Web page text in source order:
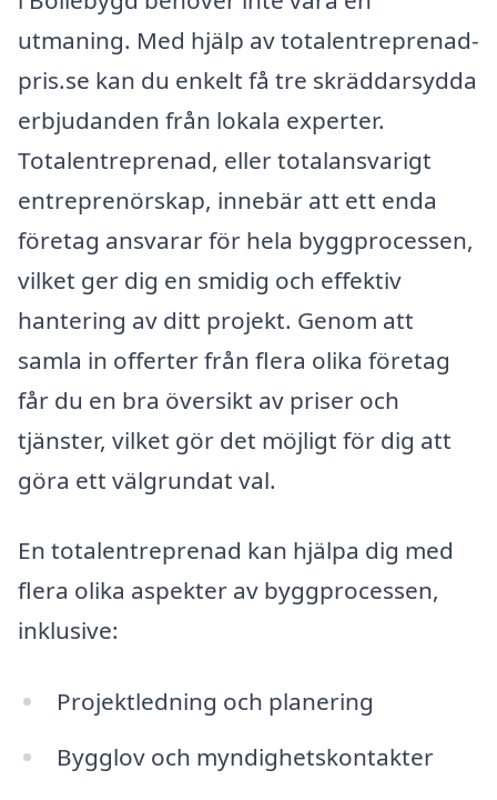
utmaning. Med hjälp av totalentreprenad-
pris.se kan du enkelt få tre skräddarsydda
erbjudanden från lokala experter.
Totalentreprenad, eller totalansvarigt
entreprenörskap, innebär att ett enda
företag ansvarar för hela byggprocessen,
vilket ger dig en smidig och effektiv
hantering av ditt projekt. Genom att
samla in offerter från flera olika företag
får du en bra översikt av priser och
tjänster, vilket gör det möjligt för dig att
göra ett välgrundat val.
En totalentreprenad kan hjälpa dig med
flera olika aspekter av byggprocessen,
inklusive:
Projektledning och planering
Bygglov och myndighetskontakter